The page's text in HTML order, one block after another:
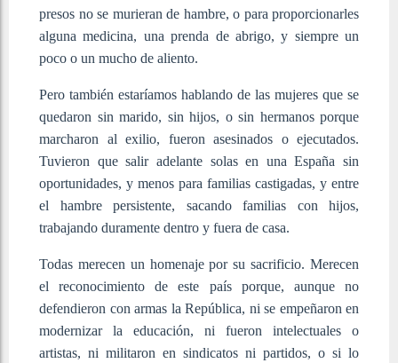
presos no se murieran de hambre, o para proporcionarles
alguna medicina, una prenda de abrigo, y siempre un
poco o un mucho de aliento.
Pero también estaríamos hablando de las mujeres que se
quedaron sin marido, sin hijos, o sin hermanos porque
marcharon al exilio, fueron asesinados o ejecutados.
Tuvieron que salir adelante solas en una España sin
oportunidades, y menos para familias castigadas, y entre
el hambre persistente, sacando familias con hijos,
trabajando duramente dentro y fuera de casa.
Todas merecen un homenaje por su sacrificio. Merecen
el reconocimiento de este país porque, aunque no
defendieron con armas la República, ni se empeñaron en
modernizar la educación, ni fueron intelectuales o
artistas, ni militaron en sindicatos ni partidos, o si lo